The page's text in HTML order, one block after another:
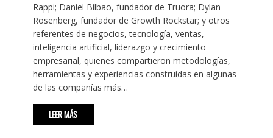
Rappi; Daniel Bilbao, fundador de Truora; Dylan
Rosenberg, fundador de Growth Rockstar; y otros
referentes de negocios, tecnología, ventas,
inteligencia artificial, liderazgo y crecimiento
empresarial, quienes compartieron metodologías,
herramientas y experiencias construidas en algunas
de las compañías más…
LEER MÁS